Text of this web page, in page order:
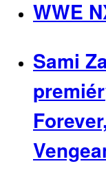
WWE
Sami